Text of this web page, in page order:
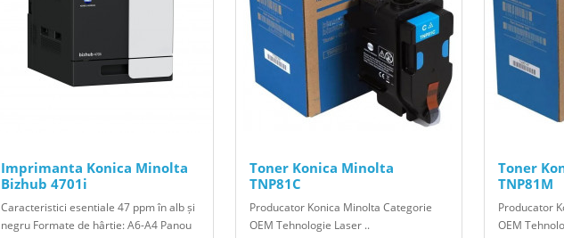
Imprimanta Konica Minolta
Bizhub 4701i
Caracteristici esentiale 47 ppm în alb și
negru Formate de hârtie: A6-A4 Panou
Toner Konica Minolta
TNP81C
Producator Konica Minolta Categorie
OEM Tehnologie Laser ..
Toner
TNP81M
Producator
OEM